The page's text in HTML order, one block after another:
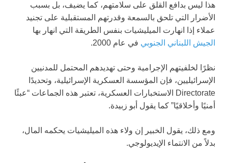
هذا ليس بدافع القلق على سلامتهم، كما يضيف، بل بسبب
الأضرار التي تلحق بالسمعة وقدرتهم المستقبلية على تجنيد
عملاء إذا انهارت الميليشيات بنفس الطريقة التي انهار بها
الجيش اللبناني الجنوبي في عام 2000.
نظرًا لخلفيتهم الإجرامية وحتى تهديدهم المحتمل للمدنيين
الإسرائيليين، فإن المؤسسة العسكرية الإسرائيلية، وتحديدًا
Directorate الاستخبارات العسكرية، تعتبر هذه الجماعات “عبئًا
أمنيًا وأخلاقيًا” كما يقول أبو زبيدة.
ومع ذلك، يقول الخبير إن ولاء هذه الميليشيات يحكمه المال،
بدلاً من الانتماء الإيديولوجي.